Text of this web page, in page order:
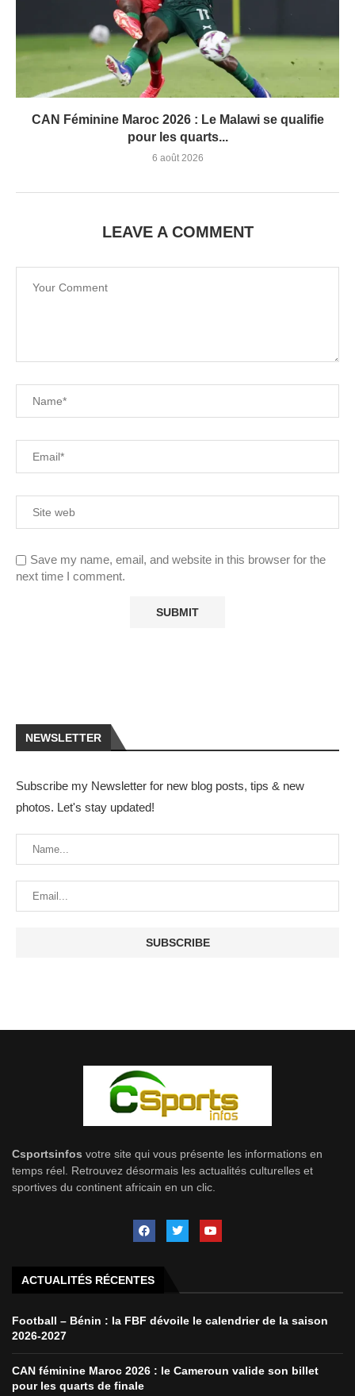
CAN Féminine Maroc 2026 : Le Malawi se qualifie
pour les quarts...
6 août 2026
LEAVE A COMMENT
Save my name, email, and website in this browser for the
next time I comment.
NEWSLETTER
Subscribe my Newsletter for new blog posts, tips & new
photos. Let's stay updated!
Csportsinfos votre site qui vous présente les informations en
temps réel. Retrouvez désormais les actualités culturelles et
sportives du continent africain en un clic.
ACTUALITÉS RÉCENTES
Football – Bénin : la FBF dévoile le calendrier de la saison
2026-2027
CAN féminine Maroc 2026 : le Cameroun valide son billet
pour les quarts de finale